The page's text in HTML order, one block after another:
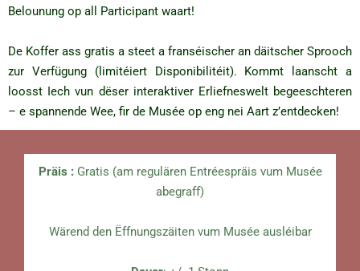
Belounung op all Participant waart!
De Koffer ass gratis a steet a franséischer an däitscher Sprooch
zur Verfügung (limitéiert Disponibilitéit). Kommt laanscht a
loosst Iech vun dëser interaktiver Erliefneswelt begeeschteren
– e spannende Wee, fir de Musée op eng nei Aart z’entdecken!
Präis :Gratis (am regulären Entréespräis vum Musée
abegraff)
Wärend den Ëffnungszäiten vum Musée ausléibar